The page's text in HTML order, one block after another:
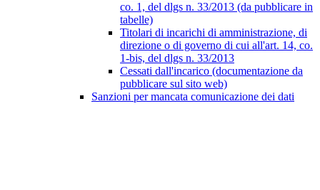
co. 1, del dlgs n. 33/2013 (da pubblicare in
tabelle)
Titolari di incarichi di amministrazione, di
direzione o di governo di cui all'art. 14, co.
1-bis, del dlgs n. 33/2013
Cessati dall'incarico (documentazione da
pubblicare sul sito web)
Sanzioni per mancata comunicazione dei dati